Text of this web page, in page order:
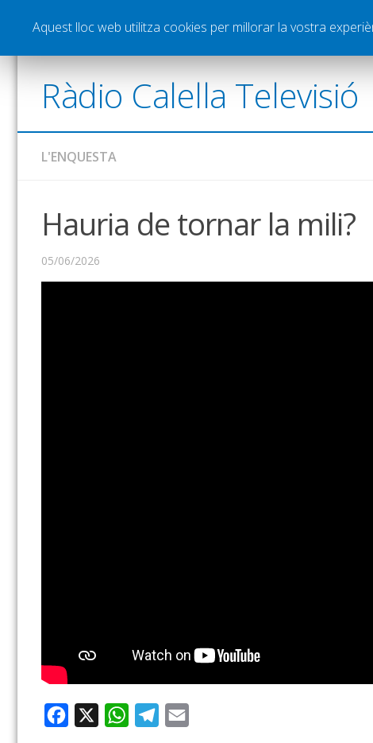
Notícies Esports Pòdcasts Vídeos Graella
Ràdio Calella Televisió
L'ENQUESTA
Hauria de tornar la mili?
05/06/2026
Facebook WhatsAppTelegram
Aquest lloc web utilitza cookies per millorar la vostra